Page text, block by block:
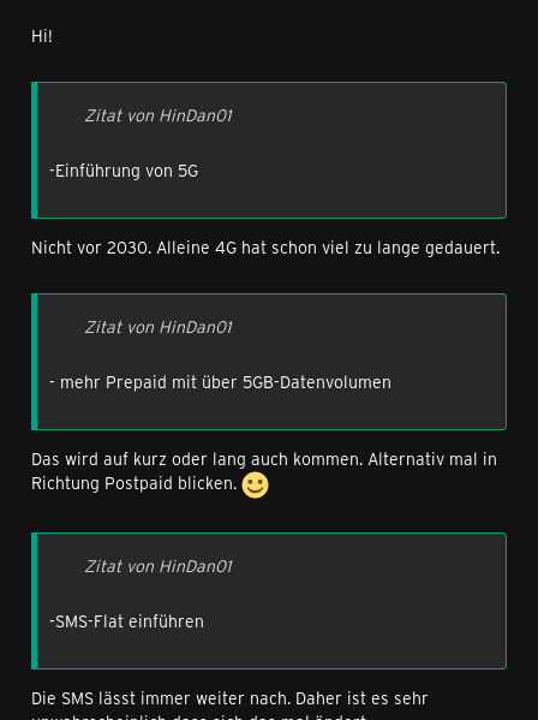
Hi!
Zitat von HinDan01
-Einführung von 5G
Nicht vor 2030. Alleine 4G hat schon viel zu lange gedauert.
Zitat von HinDan01
- mehr Prepaid mit über 5GB-Datenvolumen
Das wird auf kurz oder lang auch kommen. Alternativ mal in
Richtung Postpaid blicken.
Zitat von HinDan01
-SMS-Flat einführen
Die SMS lässt immer weiter nach. Daher ist es sehr